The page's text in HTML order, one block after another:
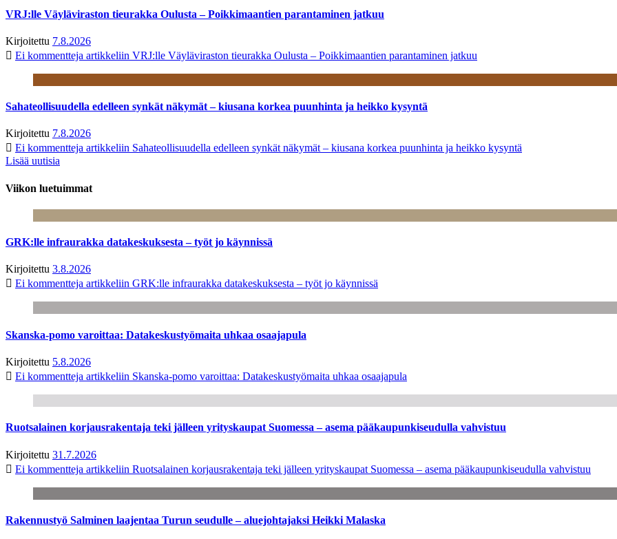
VRJ:lle Väyläviraston tieurakka Oulusta – Poikkimaantien parantaminen jatkuu
Kirjoitettu 7.8.2026
Ei kommentteja artikkeliin VRJ:lle Väyläviraston tieurakka Oulusta – Poikkimaantien parantaminen jatkuu
Sahateollisuudella edelleen synkät näkymät – kiusana korkea puunhinta ja heikko kysyntä
Kirjoitettu 7.8.2026
Ei kommentteja artikkeliin Sahateollisuudella edelleen synkät näkymät – kiusana korkea puunhinta ja heikko kysyntä
Lisää uutisia
Viikon luetuimmat
GRK:lle infraurakka datakeskuksesta – työt jo käynnissä
Kirjoitettu 3.8.2026
Ei kommentteja artikkeliin GRK:lle infraurakka datakeskuksesta – työt jo käynnissä
Skanska-pomo varoittaa: Datakeskustyömaita uhkaa osaajapula
Kirjoitettu 5.8.2026
Ei kommentteja artikkeliin Skanska-pomo varoittaa: Datakeskustyömaita uhkaa osaajapula
Ruotsalainen korjausrakentaja teki jälleen yrityskaupat Suomessa – asema pääkaupunkiseudulla vahvistuu
Kirjoitettu 31.7.2026
Ei kommentteja artikkeliin Ruotsalainen korjausrakentaja teki jälleen yrityskaupat Suomessa – asema pääkaupunkiseudulla vahvistuu
Rakennustyö Salminen laajentaa Turun seudulle – aluejohtajaksi Heikki Malaska